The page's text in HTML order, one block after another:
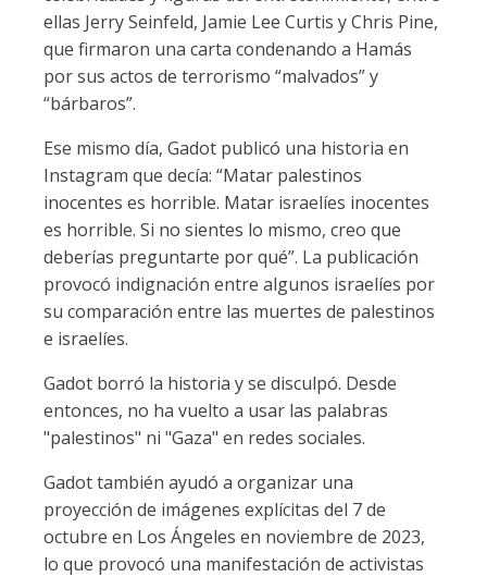
ellas Jerry Seinfeld, Jamie Lee Curtis y Chris Pine,
que firmaron una carta condenando a Hamás
por sus actos de terrorismo “malvados” y
“bárbaros”.
Ese mismo día, Gadot publicó una historia en
Instagram que decía: “Matar palestinos
inocentes es horrible. Matar israelíes inocentes
es horrible. Si no sientes lo mismo, creo que
deberías preguntarte por qué”. La publicación
provocó indignación entre algunos israelíes por
su comparación entre las muertes de palestinos
e israelíes.
Gadot borró la historia y se disculpó. Desde
entonces, no ha vuelto a usar las palabras
"palestinos" ni "Gaza" en redes sociales.
Gadot también ayudó a organizar una
proyección de imágenes explícitas del 7 de
octubre en Los Ángeles en noviembre de 2023,
lo que provocó una manifestación de activistas